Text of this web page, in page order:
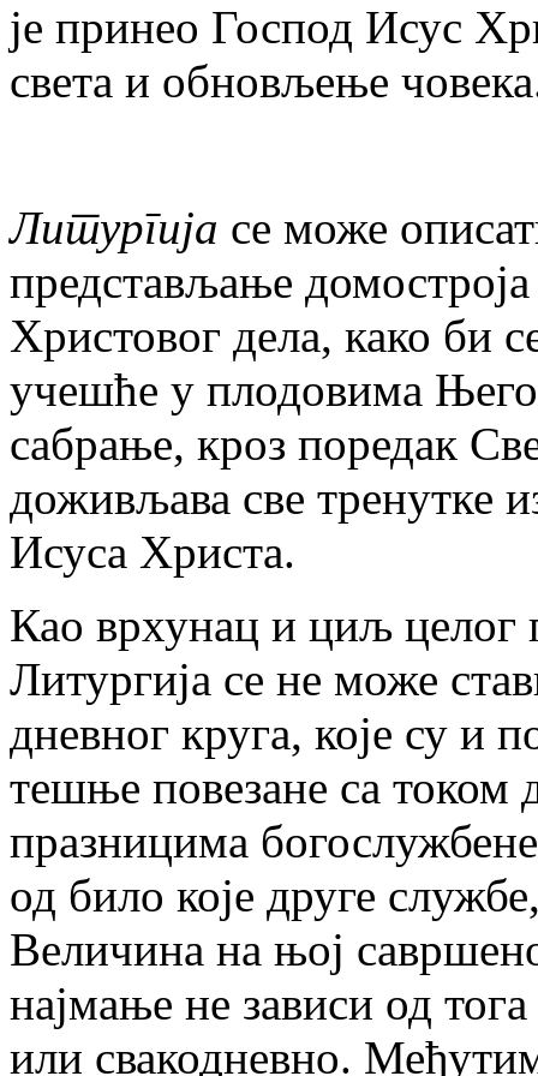
је принео Господ Исус
света и обновљење
Литургија се може
представљање
Христовог дела, како би
учешће у плодовима
сабрање, кроз поредак
доживљава све тренутке
Исуса Христа.
Као врхунац и циљ целог
Литургија се не може
дневног круга, које су и
тешње повезане са током
празницима
од било које друге
Величина на њој
најмање не зависи од
или свакодневно.